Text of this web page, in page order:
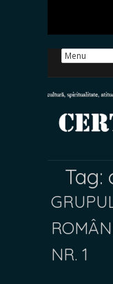
Tag:
NR. 1